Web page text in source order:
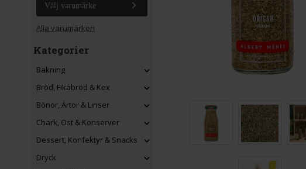
Välj varumärke
Alla varumärken
Kategorier
Bakning
Bröd, Fikabröd & Kex
Bönor, Ärtor & Linser
Chark, Ost & Konserver
Dessert, Konfektyr & Snacks
Dryck